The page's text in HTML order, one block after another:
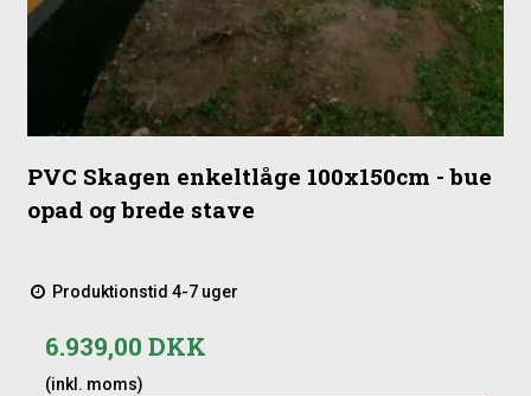
PVC Skagen enkeltlåge 100x150cm - bue
opad og brede stave
Produktionstid 4-7 uger
6.939,00 DKK
(inkl. moms)